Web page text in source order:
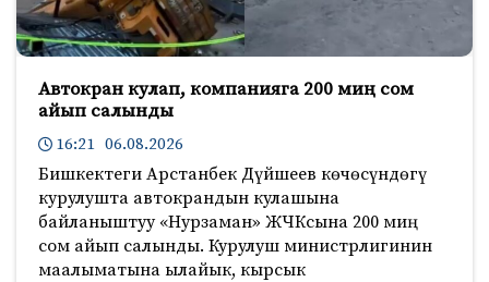
Автокран кулап, компанияга 200 миң сом
айып салынды
16:21 06.08.2026
Бишкектеги Арстанбек Дүйшеев көчөсүндөгү
курулушта автокрандын кулашына
байланыштуу «Нурзаман» ЖЧКсына 200 миң
сом айып салынды. Курулуш министрлигинин
маалыматына ылайык, кырсык